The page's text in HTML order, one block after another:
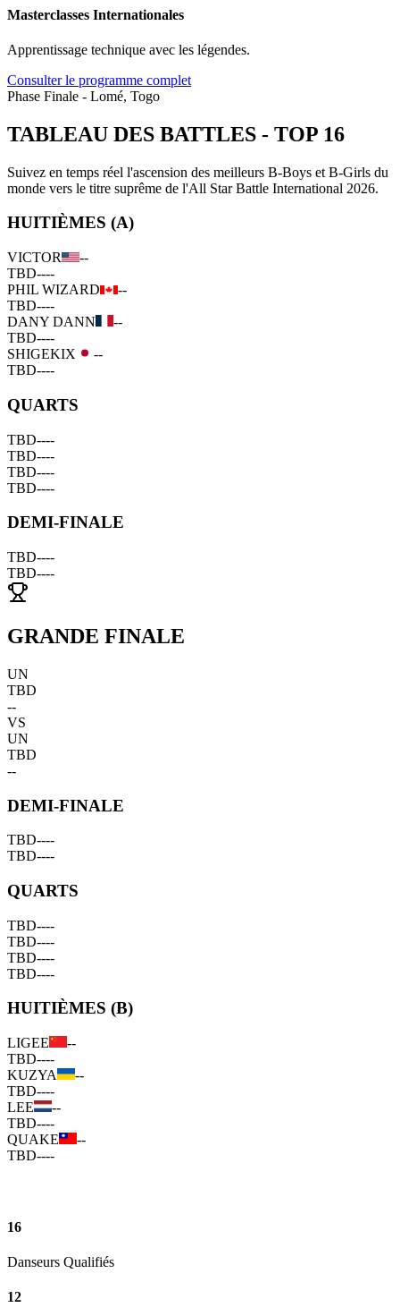
Masterclasses Internationales
Apprentissage technique avec les légendes.
Consulter le programme complet
Phase Finale - Lomé, Togo
TABLEAU DES BATTLES - TOP 16
Suivez en temps réel l'ascension des meilleurs B-Boys et B-Girls du
monde vers le titre suprême de l'All Star Battle International 2026.
HUITIÈMES (A)
VICTOR
--
TBD----
PHIL WIZARD
--
TBD----
DANY DANN
--
TBD----
SHIGEKIX
--
TBD----
QUARTS
TBD----
TBD----
TBD----
TBD----
DEMI-FINALE
TBD----
TBD----
GRANDE FINALE
UN
TBD
--
VS
UN
TBD
--
DEMI-FINALE
TBD----
TBD----
QUARTS
TBD----
TBD----
TBD----
TBD----
HUITIÈMES (B)
LIGEE
--
TBD----
KUZYA
--
TBD----
LEE
--
TBD----
QUAKE
--
TBD----
16
Danseurs Qualifiés
12